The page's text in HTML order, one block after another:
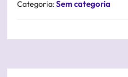
Categoria:Sem categoria